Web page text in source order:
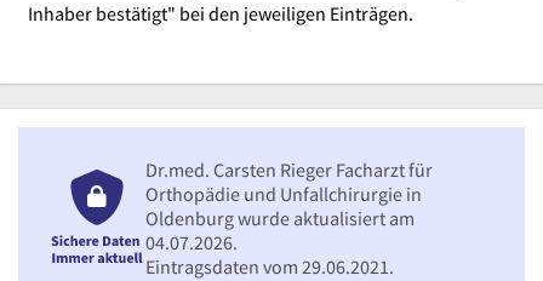
Inhaber bestätigt" bei den jeweiligen Einträgen.
Dr.med. Carsten Rieger Facharzt für
Orthopädie und Unfallchirurgie in
Oldenburg wurde aktualisiert am
04.07.2026.
Eintragsdaten vom 29.06.2021.